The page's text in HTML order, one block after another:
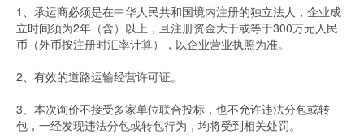
1、承运商必须是在中华人民共和国境内注册的独立法人，企业成
立时间须为2年（含）以上，且注册资金大于或等于300万元人民
币（外币按注册时汇率计算），以企业营业执照为准。
2、有效的道路运输经营许可证。
3、本次询价不接受多家单位联合投标，也不允许违法分包或转
包，一经发现违法分包或转包行为，均将受到相关处罚。